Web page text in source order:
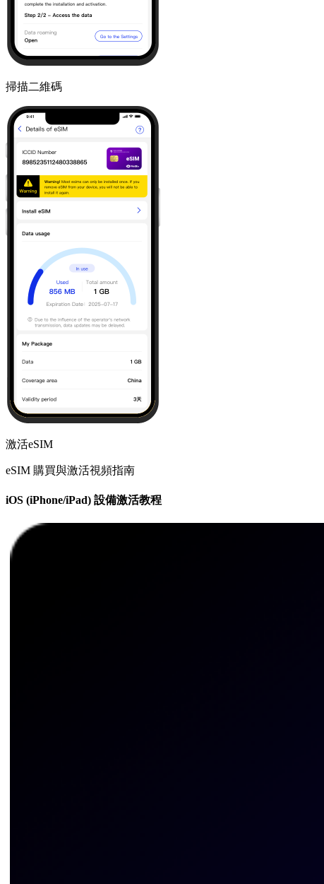
掃描二維碼
激活eSIM
eSIM 購買與激活視頻指南
iOS (iPhone/iPad) 設備激活教程